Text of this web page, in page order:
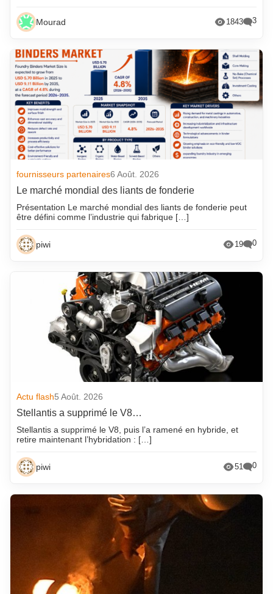
Mourad 1843 3
fournisseurs partenaires6 Août. 2026
Le marché mondial des liants de fonderie
Présentation Le marché mondial des liants de fonderie peut
être défini comme l’industrie qui fabrique […]
piwi 19 0
Actu flash5 Août. 2026
Stellantis a supprimé le V8…
Stellantis a supprimé le V8, puis l’a ramené en hybride, et
retire maintenant l’hybridation : […]
piwi 51 0